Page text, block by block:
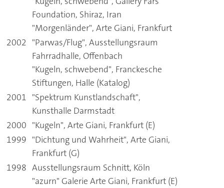
Foundation, Shiraz, Iran
"Morgenländer", Arte Giani, Frankfurt
2002 "Parwas/Flug", Ausstellungsraum
Fahrradhalle, Offenbach
"Kugeln, schwebend", Franckesche
Stiftungen, Halle (Katalog)
2001 "Spektrum Kunstlandschaft",
Kunsthalle Darmstadt
2000 "Kugeln", Arte Giani, Frankfurt (E)
1999 "Dichtung und Wahrheit", Arte Giani,
Frankfurt (G)
1998 Ausstellungsraum Schnitt, Köln
"azurn" Galerie Arte Giani, Frankfurt (E)